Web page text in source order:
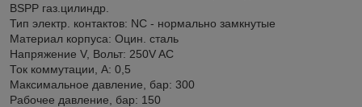
BSPP газ.цилиндр.
Тип электр. контактов: NC - нормально замкнутые
Материал корпуса: Оцин. сталь
Напряжение V, Вольт: 250V AC
Ток коммутации, А: 0,5
Максимальное давление, бар: 300
Рабочее давление, бар: 150